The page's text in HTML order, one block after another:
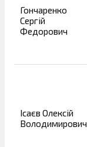
Гончаренко
Сергій
Федорович
Ісаєв Олексій
Володимирович